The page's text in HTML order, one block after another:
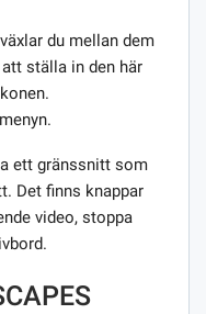
du mellan dem
ställa in den här
ett gränssnitt som
Det finns knappar
video, stoppa